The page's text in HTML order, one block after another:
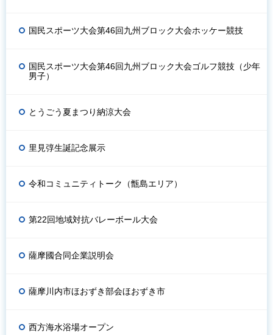
国民スポーツ大会第46回九州ブロック大会ホッケー競技
国民スポーツ大会第46回九州ブロック大会ゴルフ競技（少年
男子）
とうごう夏まつり納涼大会
里見弴生誕記念展示
令和コミュニティトーク（甑島エリア）
第22回地域対抗バレーボール大会
薩摩國合同企業説明会
薩摩川内市ほおずき部会ほおずき市
西方海水浴場オープン